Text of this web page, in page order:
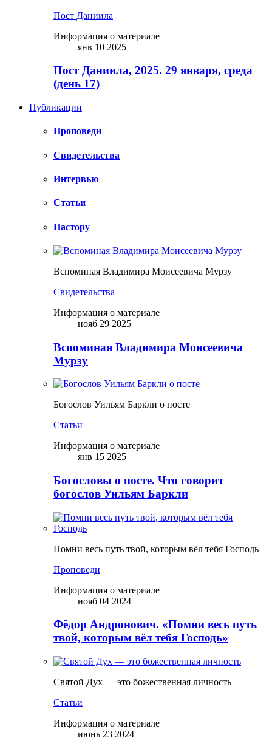
Пост Даниила
Информация о материале
янв 10 2025
Пост Даниила, 2025. 29 января, среда
(день 17)
Публикации
Проповеди
Свидетельства
Интервью
Статьи
Пастору
Вспоминая Владимира Моисеевича Мурзу
Свидетельства
Информация о материале
нояб 29 2025
Вспоминая Владимира Моисеевича
Мурзу
Богослов Уильям Баркли о посте
Статьи
Информация о материале
янв 15 2025
Богословы о посте. Что говорит
богослов Уильям Баркли
Помни весь путь твой, которым вёл тебя Господь
Проповеди
Информация о материале
нояб 04 2024
Фёдор Андронович. «Помни весь путь
твой, которым вёл тебя Господь»
Святой Дух — это божественная личность
Статьи
Информация о материале
июнь 23 2024